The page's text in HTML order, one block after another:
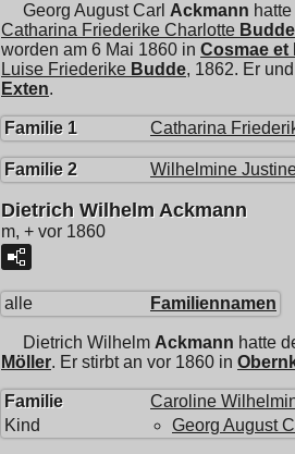
Georg August Carl Ackmann
Catharina Friederike Charlotte Budde
worden am 6 Mai 1860 in Cosmae et
Luise Friederike Budde, 1862. Er und
Exten.
Familie 1 Catharina
Familie 2 Wilhelmine
Dietrich Wilhelm Ackmann
m, + vor 1860
alle Familiennamen
Dietrich Wilhelm Ackmann hatte
Möller. Er stirbt an vor 1860 in
Familie Caroline
Kind
Georg August